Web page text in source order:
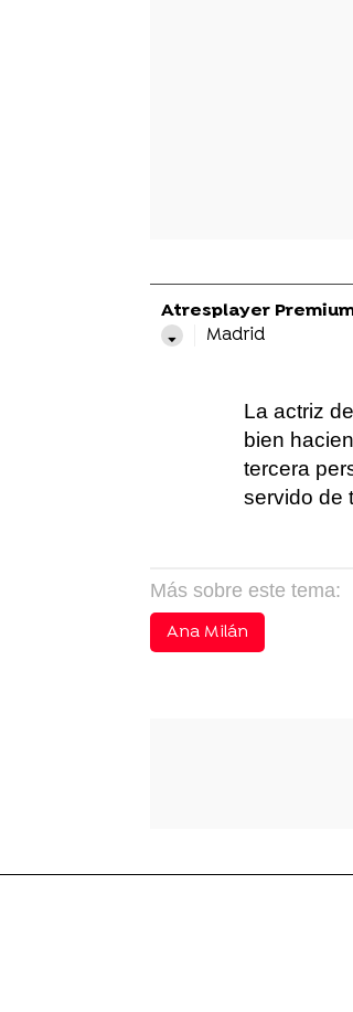
Atresplayer
Madrid
La actriz
bien
tercera
servido de
Más sobre este tema:
Ana Milán